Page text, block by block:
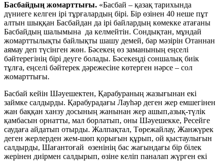
Басбайдың жомарттығы. «Басбай – қазақ тарихында
дүниеге келген ірі тұрғалардың бірі. Бір өзінен 40 неше пұт
алтын шыққан Басбайдан да ірі байлардың көмекке атағаны
Басбайдың шалымына да келмейтін. Сондықтан, мұндай
жомарттылықты байлықты шашу демей, бар мәзірін Отаннан
аямау деп түсінген жөн. Бәсекең өз заманының еңселі
бәйтерегінің бірі деуге болады. Бәсекеңді соншалық биік
тұлға, еңселі бәйтерек дәрежесіне көтерген нәрсе – сол
жомарттығы.
Басбай кейін Шәуешектен, Қарабураның жазығынан екі
займке салдырды. Қарабурадағы Лауһәр деген жер емшегінен
жан баққан ханзу досының жанынан жер ашып,азық-түлік
қамбасын орнатты, мал борлатып, оны Шәуешекке, Ресейге
саудаға айдатып отырды. Жалпақтал, Төрежайлау, Жанжүрек
деген жерлерден жем-шөп қорығын құрып, ой қыстаулығын
салдырды, Шағантоғай өзенінің бас жағындағы бір білек
жерінен диірмен салдырып, өзіне келіп паналап жүрген екі